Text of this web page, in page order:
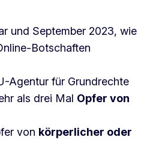
und September 2023, wie
Botschaften
Agentur für Grundrechte
als drei Mal Opfer von
von körperlicher oder